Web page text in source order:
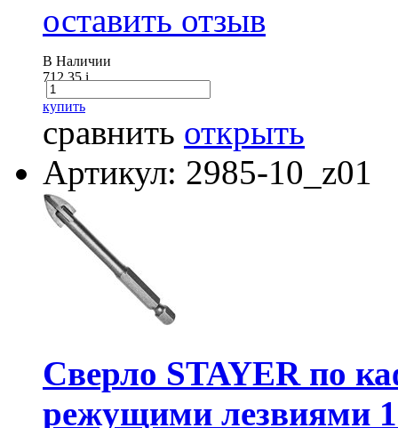
оставить отзыв
В Наличии
712.35i
купить
сравнить открыть
Артикул: 2985-10_z01
Сверло STAYER по
режущими лезвиями